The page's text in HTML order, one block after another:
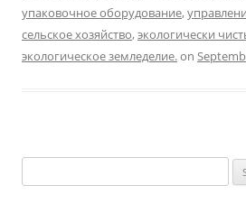
упаковочное оборудование,
сельское хозяйство,экологически
экологическое земледелие.on
e